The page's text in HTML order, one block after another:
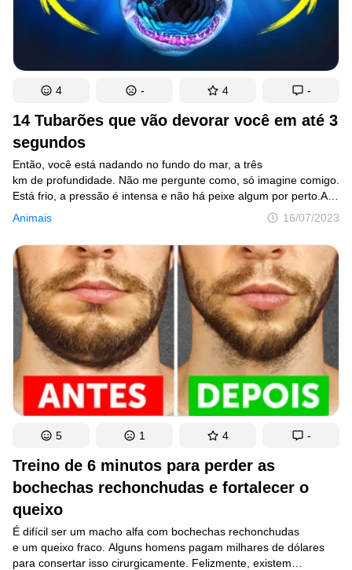
14 Tubarões que vão devorar você em até 3
segundos
Animais 16/07/2023
Então, você está nadando no fundo do mar, a três
km de profundidade. Não me pergunte como, só imagine comigo.
Está frio, a pressão é intensa e não há peixe algum por perto.Aí,
você vê uma coisa verde-brilhante. É um tubarão-charuto — seu
pescoço brilha na escuridão para atrair peixes e outros petiscos
gostosos.
4 - 4 -
Treino de 6 minutos para perder as
bochechas rechonchudas e fortalecer o
queixo
É difícil ser um macho alfa com bochechas rechonchudas
e um queixo fraco. Alguns homens pagam milhares de dólares
para consertar isso cirurgicamente. Felizmente, existem
5 1 4 -